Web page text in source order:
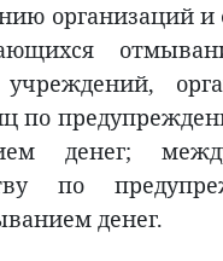
организаций и
учреждений,
по
денег;
по
денег.